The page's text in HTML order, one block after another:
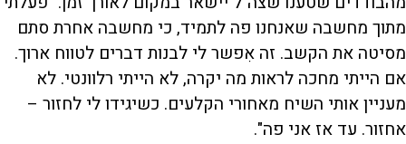
מתוך מחשבה שאנחנו פה לתמיד, כי מחשבה אחרת סתם
מסיטה את הקשב. זה אִפשר לי לבנות דברים לטווח ארוך.
אם הייתי מחכה לראות מה יקרה, לא הייתי רלוונטי. לא
מעניין אותי השיח מאחורי הקלעים. כשיגידו לי לחזור –
אחזור. עד אז אני פה".